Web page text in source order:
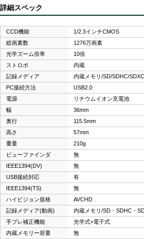
詳細スペック
CCD機能
1/2.3インチCMOS
総画素数
1276万画素
光学ズーム倍率
10倍
ストロボ
内蔵
記録メディア
内蔵メモリ/SD/SDHC/SDXC
PC接続方法
USB2.0
電源
リチウムイオン充電池
幅
36mm
奥行
115.5mm
高さ
57mm
重量
210g
ビューファインダ
無
IEEE1394(DV)
無
USB接続対応
有
IEEE1394(TS)
無
ハイビジョン規格
AVCHD
記録メディア(動画)
内蔵メモリ/SD・SDHC・
手ブレ補正機能
光学式+電子式
内蔵メモリー容量
無